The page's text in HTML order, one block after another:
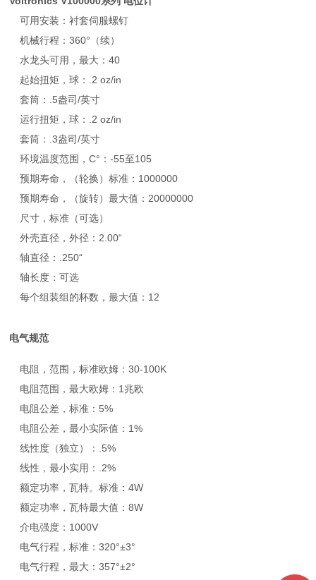
可用安装：衬套伺服螺钉
机械行程：360°（续）
水龙头可用，最大：40
起始扭矩，球：.2 oz/in
套筒：.5盎司/英寸
运行扭矩，球：.2 oz/in
套筒：.3盎司/英寸
环境温度范围，C°：-55至105
预期寿命，（轮换）标准：1000000
预期寿命，（旋转）最大值：20000000
尺寸，标准（可选）
外壳直径，外径：2.00“
轴直径：.250“
轴长度：可选
每个组装组的杯数，最大值：12
电气规范
电阻，范围，标准欧姆：30-100K
电阻范围，最大欧姆：1兆欧
电阻公差，标准：5%
电阻公差，最小实际值：1%
线性度（独立）：.5%
线性，最小实用：.2%
额定功率，瓦特。标准：4W
额定功率，瓦特最大值：8W
介电强度：1000V
电气行程，标准：320°±3°
电气行程，最大：357°±2°